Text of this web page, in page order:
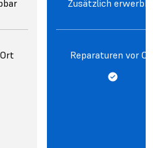
Zusätzlich
Reparaturen vor